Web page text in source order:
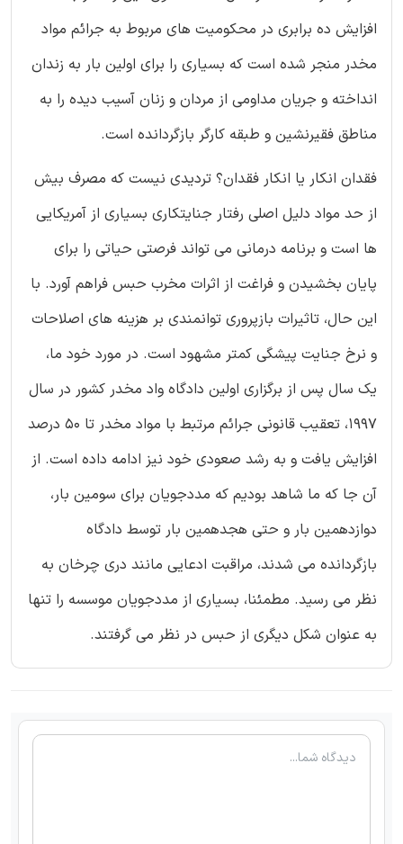
افزایش ده برابری در محکومیت های مربوط به جرائم مواد
مخدر منجر شده است که بسیاری را برای اولین بار به زندان
انداخته و جریان مداومی از مردان و زنان آسیب دیده را به
مناطق فقیرنشین و طبقه کارگر بازگردانده است.
فقدان انکار یا انکار فقدان؟ تردیدی نیست که مصرف بیش
از حد مواد دلیل اصلی رفتار جنایتکاری بسیاری از آمریکایی
ها است و برنامه درمانی می تواند فرصتی حیاتی را برای
پایان بخشیدن و فراغت از اثرات مخرب حبس فراهم آورد. با
این حال، تاثیرات بازپروری توانمندی بر هزینه های اصلاحات
و نرخ جنایت پیشگی کمتر مشهود است. در مورد خود ما،
یک سال پس از برگزاری اولین دادگاه واد مخدر کشور در سال
1997، تعقیب قانونی جرائم مرتبط با مواد مخدر تا 50 درصد
افزایش یافت و به رشد صعودی خود نیز ادامه داده است. از
آن جا که ما شاهد بودیم که مددجویان برای سومین بار،
دوازدهمین بار و حتی هجدهمین بار توسط دادگاه
بازگردانده می شدند، مراقبت ادعایی مانند دری چرخان به
نظر می رسید. مطمئنا، بسیاری از مددجویان موسسه را تنها
به عنوان شکل دیگری از حبس در نظر می گرفتند.